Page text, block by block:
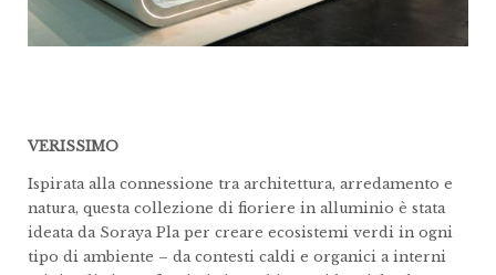
VERISSIMO
Ispirata alla connessione tra architettura, arredamento e
natura, questa collezione di fioriere in alluminio è stata
ideata da Soraya Pla per creare ecosistemi verdi in ogni
tipo di ambiente – da contesti caldi e organici a interni